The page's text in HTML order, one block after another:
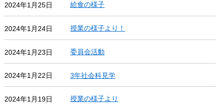
2024年1月25日 給食の様子
2024年1月24日 授業の様子より！
2024年1月23日 委員会活動
2024年1月22日 3年社会科見学
2024年1月19日 授業の様子より